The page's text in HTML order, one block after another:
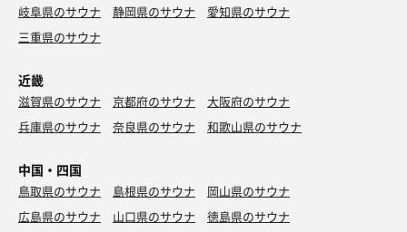
岐阜県のサウナ 静岡県のサウナ
愛知県のサウナ
三重県のサウナ
近畿
滋賀県のサウナ 京都府のサウナ
大阪府のサウナ
兵庫県のサウナ
奈良県のサウナ 和歌山県のサウナ
中国・四国
鳥取県のサウナ 島根県のサウナ
岡山県のサウナ
広島県のサウナ
山口県のサウナ
徳島県のサウナ